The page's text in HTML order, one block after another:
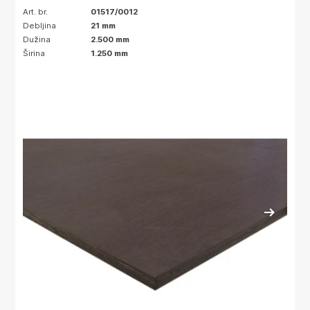
Art. br.
01517/0012
Debljina
21 mm
Dužina
2.500 mm
Širina
1.250 mm